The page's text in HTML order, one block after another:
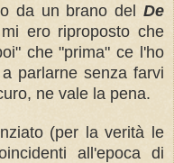
da un brano del De
ero riproposto che
che "prima" ce l'ho
parlarne senza farvi
ne vale la pena.
(per la verità le
all'epoca di